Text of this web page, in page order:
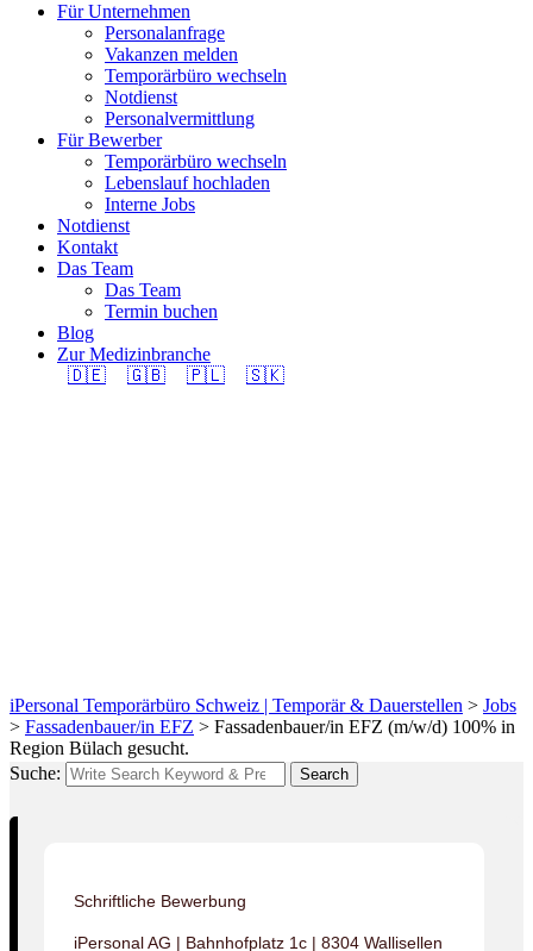
Für Unternehmen
Personalanfrage
Vakanzen melden
Temporärbüro wechseln
Notdienst
Personalvermittlung
Für Bewerber
Temporärbüro wechseln
Lebenslauf hochladen
Interne Jobs
Notdienst
Kontakt
Das Team
Das Team
Termin buchen
Blog
Zur Medizinbranche
🇩🇪
🇬🇧 🇵🇱 🇸🇰
iPersonal Temporärbüro Schweiz | Temporär & Dauerstellen > Jobs
> Fassadenbauer/in EFZ > Fassadenbauer/in EFZ (m/w/d) 100% in
Region Bülach gesucht.
Suche:
Search
Schriftliche Bewerbung
iPersonal AG | Bahnhofplatz 1c | 8304 Wallisellen